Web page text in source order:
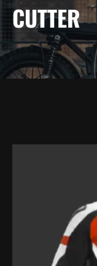
CUTTER